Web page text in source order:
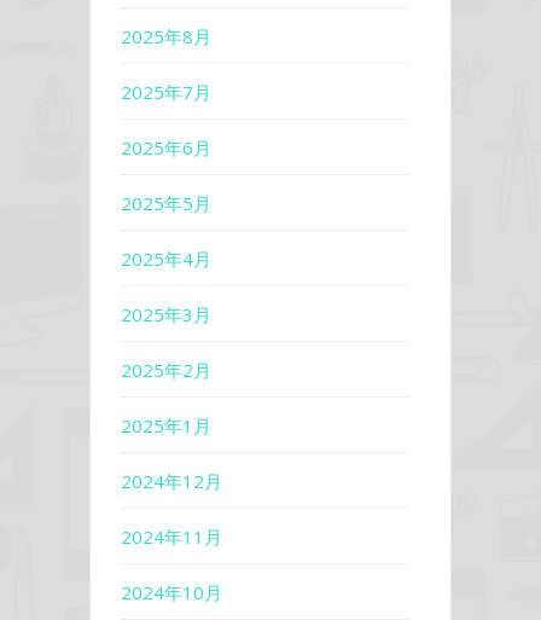
2025年8月
2025年7月
2025年6月
2025年5月
2025年4月
2025年3月
2025年2月
2025年1月
2024年12月
2024年11月
2024年10月